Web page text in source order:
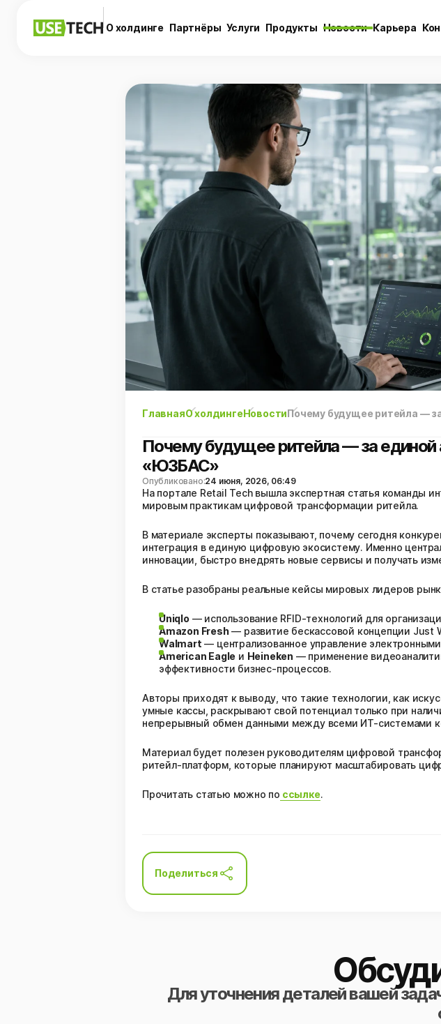
О холдинге Партнёры Услуги Продукты Новости Карьера
ГлавнаяО холдингеНовостиПочему будущее ритейла —
Почему будущее ритейла — за единой
«ЮЗБАС»
Опубликовано:24 июня, 2026, 06:49
На портале Retail Tech вышла экспертная статья команды
мировым практикам цифровой трансформации ритейла.
В материале эксперты показывают, почему сегодня
интеграция в единую цифровую экосистему. Именно
инновации, быстро внедрять новые сервисы и получать
В статье разобраны реальные кейсы мировых лидеров
Uniqlo— использование RFID-технологий для
Amazon Fresh— развитие бескассовой концепции Just
Walmart — централизованное управление
American Eagle и Heineken — применение
эффективности бизнес-процессов.
Авторы приходят к выводу, что такие технологии, как
умные кассы, раскрывают свой потенциал только при
непрерывный обмен данными между всеми ИТ-системами
Материал будет полезен руководителям цифровой
ритейл-платформ, которые планируют масштабировать
Прочитать статью можно по ссылке.
Поделиться
Для уточнения деталей вашей